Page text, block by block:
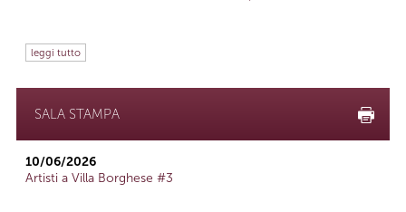
leggi tutto
SALA STAMPA
10/06/2026
Artisti a Villa Borghese #3